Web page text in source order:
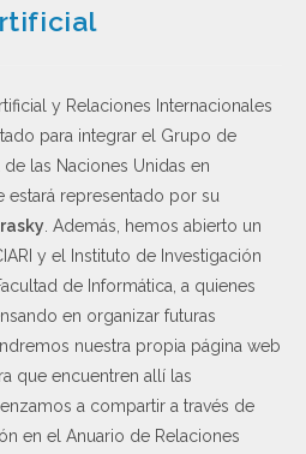
y Relaciones Internacionales
para integrar el Grupo de
las Naciones Unidas en
estará representado por su
. Además, hemos abierto un
y el Instituto de Investigación
de Informática, a quienes
en organizar futuras
nuestra propia página web
que encuentren allí las
a compartir a través de
en el Anuario de Relaciones